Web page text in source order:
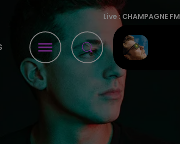
Live :CHAMPAGNE FM